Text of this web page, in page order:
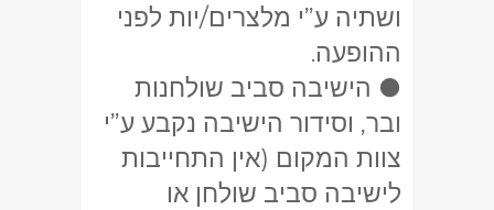
ושתיה ע”י מלצרים/יות לפני
ההופעה.
● הישיבה סביב שולחנות
ובר, וסידור הישיבה נקבע ע”י
צוות המקום (אין התחייבות
לישיבה סביב שולחן או